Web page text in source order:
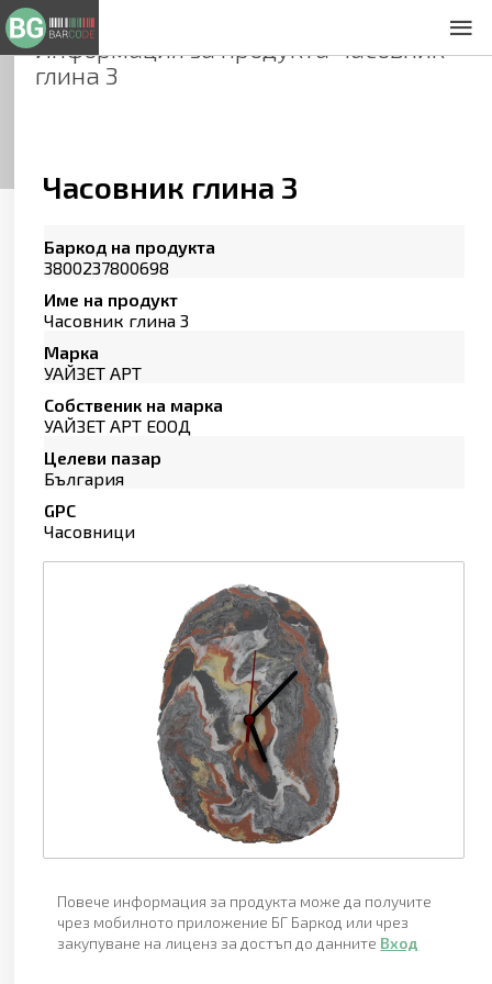
Информация за продуктаЧасовник
глина 3
Часовник глина 3
Баркод на продукта
3800237800698
Име на продукт
Часовник глина 3
Марка
УАЙЗЕТ АРТ
Собственик на марка
УАЙЗЕТ АРТ ЕООД
Целеви пазар
България
GPC
Часовници
Повече информация за продукта може да получите
чрез мобилното приложение БГ Баркод или чрез
закупуване на лиценз за достъп до данните Вход